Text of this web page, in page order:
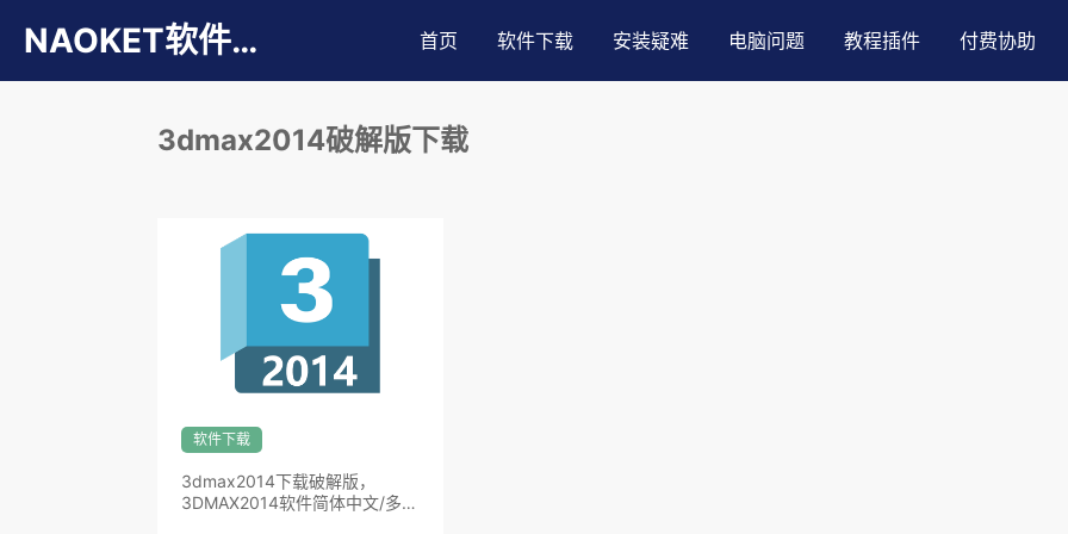
NAOKET软件库 首页 软件下载 安装疑难 电脑问题 教程插件 付费协助
3dmax2014破解版下载
软件下载
3dmax2014下载破解版，
3DMAX2014软件简体中文/多国